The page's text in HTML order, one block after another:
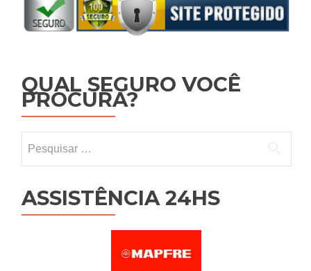
QUAL SEGURO VOCÊ
PROCURA?
ASSISTÊNCIA 24HS